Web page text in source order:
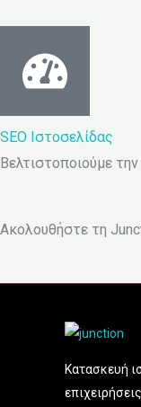
SEO Ιστοσελίδας
Βελτιστοποιούμε
Ακολουθήστε τη
Κατασκευή